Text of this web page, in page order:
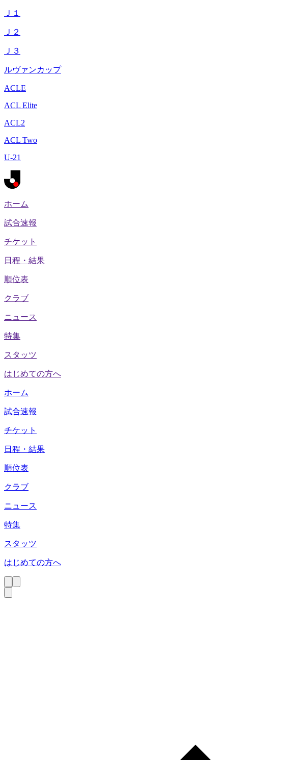
Ｊ１
Ｊ２
Ｊ３
ルヴァンカップ
ACLE
ACL Elite
ACL2
ACL Two
U-21
ホーム
試合速報
チケット
日程・結果
順位表
クラブ
ニュース
特集
スタッツ
はじめての方へ
ホーム
試合速報
チケット
日程・結果
順位表
クラブ
ニュース
特集
スタッツ
はじめての方へ